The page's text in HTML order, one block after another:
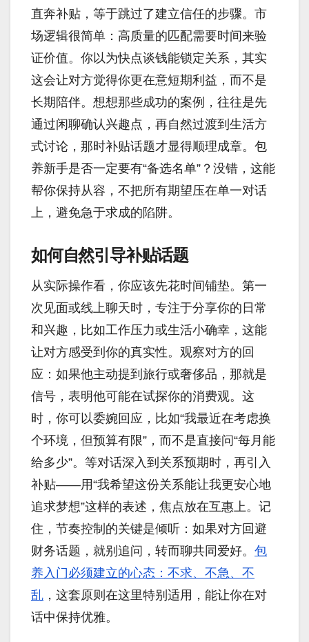
直奔补贴，等于跳过了建立信任的步骤。市
场逻辑很简单：高质量的匹配需要时间来验
证价值。你以为快点谈钱能锁定关系，其实
这会让对方觉得你更在意短期利益，而不是
长期陪伴。想想那些成功的案例，往往是先
通过闲聊确认兴趣点，再自然过渡到生活方
式讨论，那时补贴话题才显得顺理成章。包
养新手是否一定要有“备选名单”？没错，这能
帮你保持从容，不把所有期望压在单一对话
上，避免急于求成的陷阱。
如何自然引导补贴话题
从实际操作看，你应该先花时间铺垫。第一
次见面或线上聊天时，专注于分享你的日常
和兴趣，比如工作压力或生活小确幸，这能
让对方感受到你的真实性。观察对方的回
应：如果他主动提到旅行或奢侈品，那就是
信号，表明他可能在试探你的消费观。这
时，你可以委婉回应，比如“我最近在考虑换
个环境，但预算有限”，而不是直接问“每月能
给多少”。等对话深入到关系预期时，再引入
补贴——用“我希望这份关系能让我更安心地
追求梦想”这样的表述，焦点放在互惠上。记
住，节奏控制的关键是倾听：如果对方回避
财务话题，就别追问，转而聊共同爱好。 包
养入门必须建立的心态：不求、不急、不
乱 ，这套原则在这里特别适用，能让你在对
话中保持优雅。